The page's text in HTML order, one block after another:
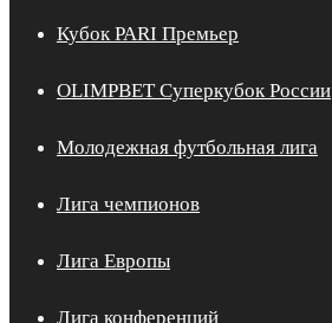
Кубок PARI Премьер
OLIMPBET Суперкубок России
Молодежная футбольная лига
Лига чемпионов
Лига Европы
Лига конференций